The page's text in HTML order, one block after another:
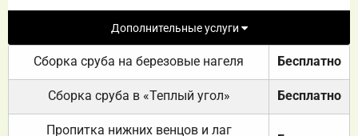
Дополнительные услуги
Сборка сруба на березовые нагеля Бесплатно
Сборка сруба в «Теплый угол» Бесплатно
Пропитка нижних венцов и лаг